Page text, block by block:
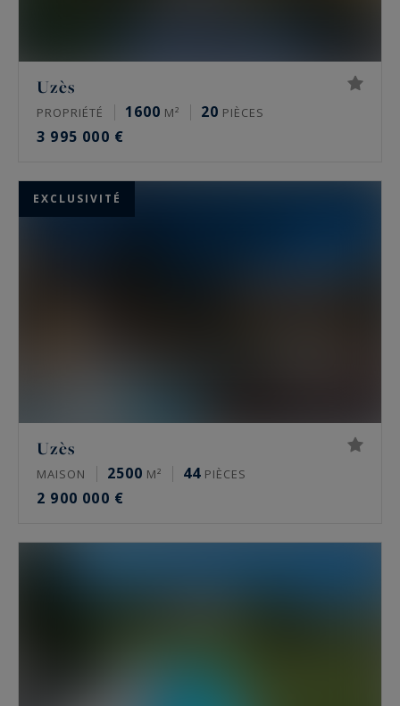
Uzès
PROPRIÉTÉ 1600 M² 20 PIÈCES
3 995 000 €
EXCLUSIVITÉ
Uzès
MAISON 2500 M² 44 PIÈCES
2 900 000 €